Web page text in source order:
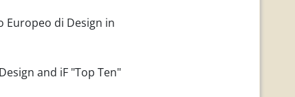
di Design in
and iF "Top Ten"